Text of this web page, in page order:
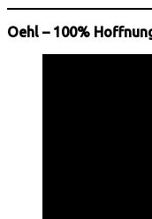
Oehl – 100%